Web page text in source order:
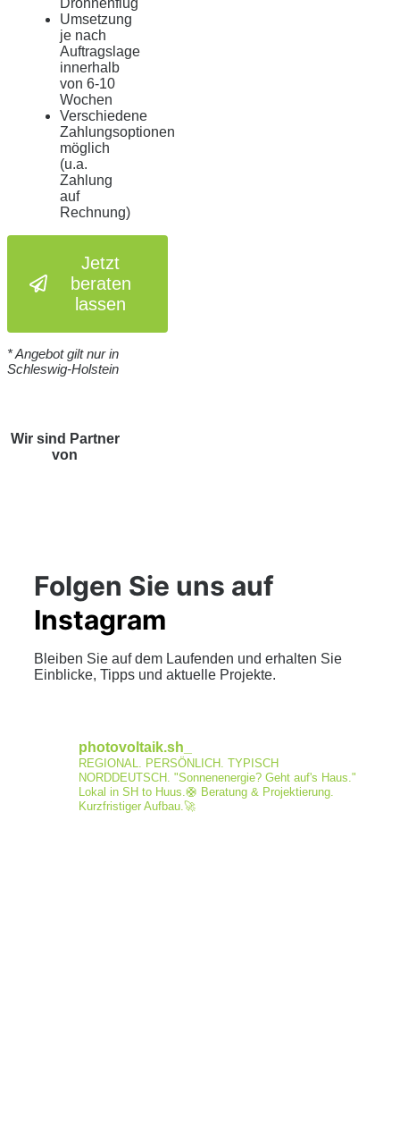
Umsetzung
je nach
Auftragslage
innerhalb
von 6-10
Wochen
Verschiedene
Zahlungsoptionen
möglich
(u.a.
Zahlung
auf
Rechnung)
Jetzt
beraten
lassen
* Angebot gilt nur in
Schleswig-Holstein
Wir sind Partner
von
Folgen Sie uns auf
Instagram
Bleiben Sie auf dem Laufenden und erhalten Sie
Einblicke, Tipps und aktuelle Projekte.
photovoltaik.sh_
REGIONAL. PERSÖNLICH. TYPISCH
NORDDEUTSCH.
"Sonnenenergie? Geht auf's Haus."
Lokal in SH to Huus.🛟 Beratung & Projektierung.
Kurzfristiger Aufbau.🚀